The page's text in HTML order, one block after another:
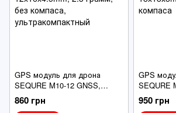
GPS модуль для дрона
SEQURE M10-12 GNSS,
12x16x4.5mm, 2.3 грамм, без
компаса, ультракомпактный
860 грн
GPS
SEQURE
компаса
950 грн